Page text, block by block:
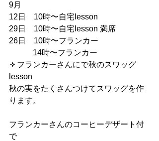
9月
12日　10時〜自宅lesson
29日　10時〜自宅lesson 満席
26日　10時〜フランカー
14時〜フランカー
🔅フランカーさんにで秋のスワッグ
lesson
秋の実をたくさんつけてスワッグを作
ります。
フランカーさんのコーヒーデザート付
で